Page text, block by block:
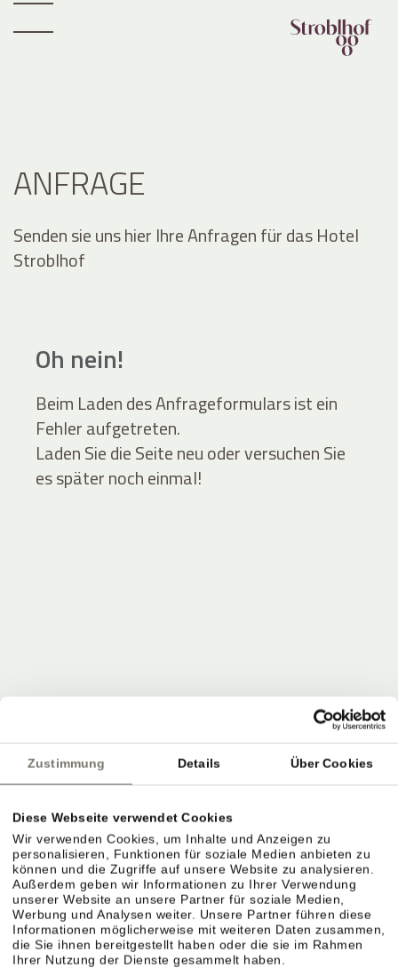
Zustimmung Details Über Cookies
Diese Webseite verwendet Cookies
Wir verwenden Cookies, um Inhalte und Anzeigen zu
personalisieren, Funktionen für soziale Medien anbieten zu
können und die Zugriffe auf unsere Website zu analysieren.
Außerdem geben wir Informationen zu Ihrer Verwendung
unserer Website an unsere Partner für soziale Medien,
Werbung und Analysen weiter. Unsere Partner führen diese
Informationen möglicherweise mit weiteren Daten zusammen,
die Sie ihnen bereitgestellt haben oder die sie im Rahmen
Ihrer Nutzung der Dienste gesammelt haben.
ANFRAGE
Senden sie uns hier Ihre Anfragen für das Hotel
Stroblhof
Oh nein!
Beim Laden des Anfrageformulars ist ein
Fehler aufgetreten.
Laden Sie die Seite neu oder versuchen Sie
es später noch einmal!
JOIN THE COMMUNITY
Seien Sie unter den Ersten, die Neuigkeiten vom
Stroblhof erfahren.
Exklusive Angebote und Aktuelles aus unserem
Weinhotel in Südtirol erwarten Sie.
Einfach ausfüllen und Newsletter abonnieren: